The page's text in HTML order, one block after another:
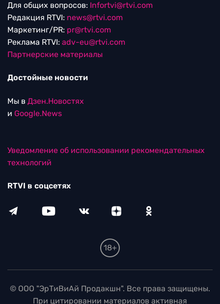
Для общих вопросов: Infortvi@rtvi.com
Редакция RTVI: news@rtvi.com
Маркетинг/PR: pr@rtvi.com
Реклама RTVI: adv-eu@rtvi.com
Партнерские материалы
Достойные новости
Мы в Дзен.Новостях
и Google.News
Уведомление об использовании рекомендательных
технологий
RTVI в соцсетях
18+
© ООО "ЭрТиВиАй Продакшн". Все права защищены.
При цитировании материалов активная